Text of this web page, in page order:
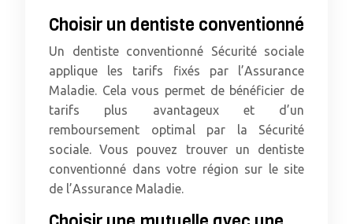
Choisir un dentiste conventionné
Un dentiste conventionné Sécurité sociale
applique les tarifs fixés par l’Assurance
Maladie. Cela vous permet de bénéficier de
tarifs plus avantageux et d’un
remboursement optimal par la Sécurité
sociale. Vous pouvez trouver un dentiste
conventionné dans votre région sur le site
de l’Assurance Maladie.